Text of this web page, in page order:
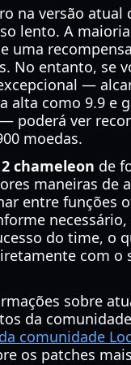
na versão atual
lento. A
uma
No entanto, se
—
alta como 9.9 e
poderá ver
moedas.
chameleon de
maneiras de
entre funções
do time, o
com o
sobre
da
comunidade
os patches